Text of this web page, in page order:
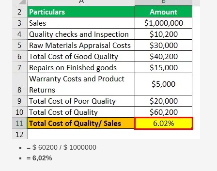
= $ 60200 / $ 1000000
= 6,02%